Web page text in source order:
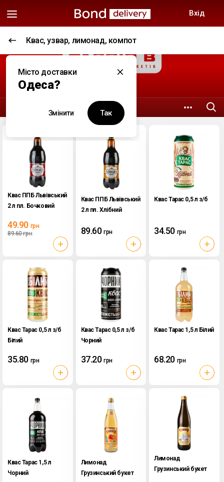
Місто доставки
Одеса?
Змінити Так
Вхід
Таврія В
5.2 км
Супермаркети
Квас, узвар, лимонад, компот
Квас ППБ Львівський
2 л пл. Бочковий
49.90 грн
89.60грн
Квас ППБ Львівський
2 л пл. Хлібний
89.60 грн
Квас Тарас 0,5 л з/б
34.50 грн
Квас Тарас 0,5 л з/б
Білий
35.80 грн
Квас Тарас 0,5 л з/б
Чорний
37.20 грн
Квас Тарас 1,5 л Білий
68.20 грн
Квас Тарас 1,5 л
Чорний
Лимонад
Грузинський букет
Лимонад
Грузинський букет